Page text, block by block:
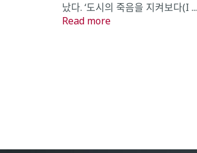
났다. ‘도시의 죽음을 지켜보다(I ...
Read more